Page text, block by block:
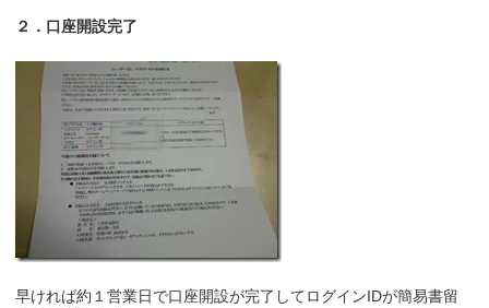
２．口座開設完了
早ければ約１営業日で口座開設が完了してログインIDが簡易書留